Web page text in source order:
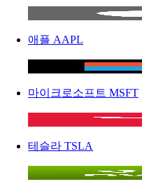
애플 AAPL
마이크로소프트 MSFT
테슬라 TSLA